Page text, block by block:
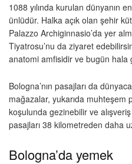
1088 yılında kurulan dünyanın
ünlüdür. Halka açık olan şehir
Palazzo Archiginnasio’da yer
Tiyatrosu’nu da ziyaret
anatomi amfisidir ve bugün hala
Bologna’nın pasajları da
mağazalar, yukarıda muhteşem
koşulunda gezinebilir ve
pasajları 38 kilometreden daha
Bologna’da yemek